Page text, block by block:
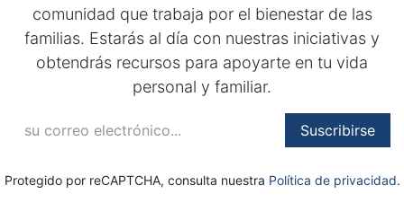
comunidad que trabaja por el bienestar de las
familias. Estarás al día con nuestras iniciativas y
obtendrás recursos para apoyarte en tu vida
personal y familiar.
Suscribirse
Protegido por reCAPTCHA, consulta nuestra Política de privacidad.